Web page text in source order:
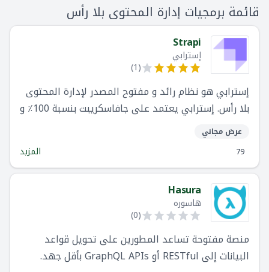
قائمة برمجيات إدارة المحتوى بلا رأس
Strapi
إسترابي
(
1
)
إسترابي هو نظام رائد و مفتوح المصدر لإدارة المحتوى
بلا رأس. إسترابي يعتمد على جافاسكريبت بنسبة 100٪ و
يقبل التخصيص بالكامل مع التركيز على جعل التخصيص
سلسا للمطورين.
عرض مجاني
79
المزيد
Hasura
هاسوره
(
0
)
منصة مفتوحة تساعد المطورين على تحويل قواعد
البيانات إلى RESTful أو GraphQL APIs بأقل جهد.